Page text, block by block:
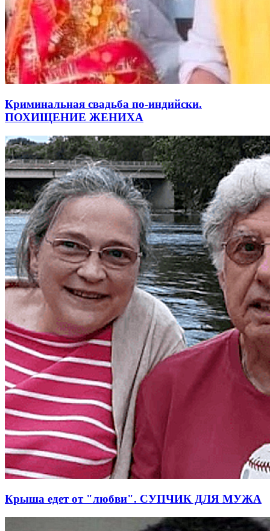
Криминальная свадьба по-индийски.
ПОХИЩЕНИЕ ЖЕНИХА
Крыша едет от "любви". СУПЧИК ДЛЯ МУЖА